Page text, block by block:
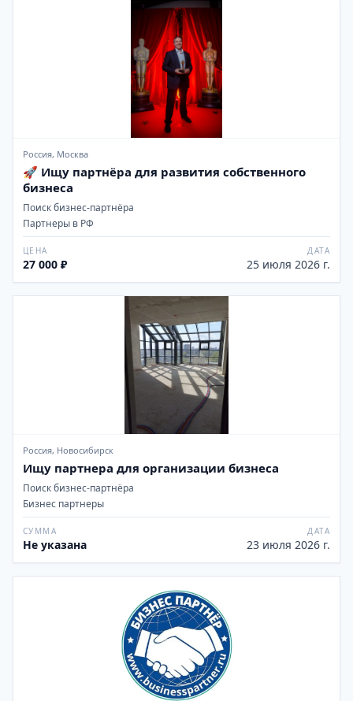
Россия, Москва
🚀 Ищу партнёра для развития собственного
бизнеса
Поиск бизнес-партнёра
Партнеры в РФ
ЦЕНА
27 000 ₽
ДАТА
25 июля 2026 г.
Россия, Новосибирск
Ищу партнера для организации бизнеса
Поиск бизнес-партнёра
Бизнес партнеры
СУММА
Не указана
ДАТА
23 июля 2026 г.